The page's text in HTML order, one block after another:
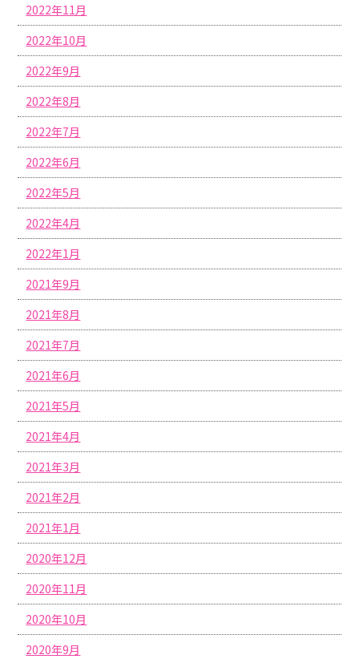
2022年11月
2022年10月
2022年9月
2022年8月
2022年7月
2022年6月
2022年5月
2022年4月
2022年1月
2021年9月
2021年8月
2021年7月
2021年6月
2021年5月
2021年4月
2021年3月
2021年2月
2021年1月
2020年12月
2020年11月
2020年10月
2020年9月